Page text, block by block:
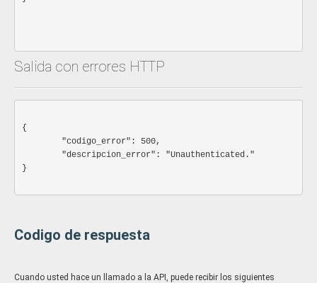
Salida con errores HTTP
{
}
Codigo de respuesta
Cuando usted hace un llamado a la API, puede recibir los siguientes